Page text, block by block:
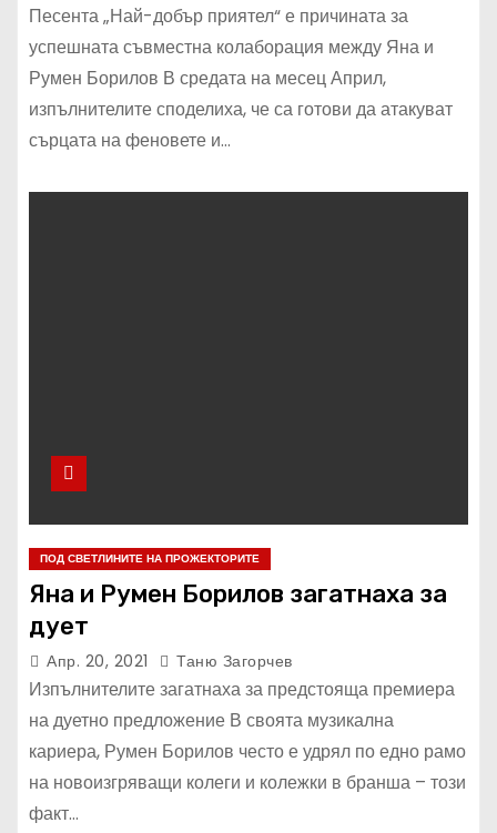
Песента „Най-добър приятел“ е причината за
успешната съвместна колаборация между Яна и
Румен Борилов В средата на месец Април,
изпълнителите споделиха, че са готови да атакуват
сърцата на феновете и…
ПОД СВЕТЛИНИТЕ НА ПРОЖЕКТОРИТЕ
Яна и Румен Борилов загатнаха за
дует
Апр. 20, 2021 Таню Загорчев
Изпълнителите загатнаха за предстояща премиера
на дуетно предложение В своята музикална
кариера, Румен Борилов често е удрял по едно рамо
на новоизгряващи колеги и колежки в бранша – този
факт…